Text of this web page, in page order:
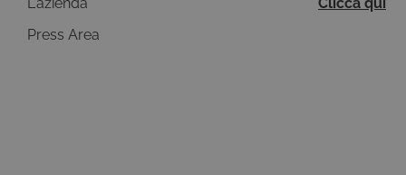
Press Area
visualizzazione del sito e
selezionati (es. lingua,
loro installazione, ma in